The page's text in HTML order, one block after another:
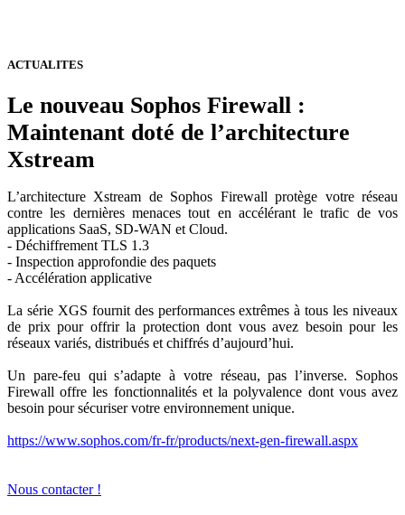
ACTUALITES
Le nouveau Sophos Firewall :
Maintenant doté de l’architecture
Xstream
L’architecture Xstream de Sophos Firewall protège votre réseau
contre les dernières menaces tout en accélérant le trafic de vos
applications SaaS, SD-WAN et Cloud.
- Déchiffrement TLS 1.3
- Inspection approfondie des paquets
- Accélération applicative
La série XGS fournit des performances extrêmes à tous les niveaux
de prix pour offrir la protection dont vous avez besoin pour les
réseaux variés, distribués et chiffrés d’aujourd’hui.
Un pare-feu qui s’adapte à votre réseau, pas l’inverse. Sophos
Firewall offre les fonctionnalités et la polyvalence dont vous avez
besoin pour sécuriser votre environnement unique.
https://www.sophos.com/fr-fr/products/next-gen-firewall.aspx
Nous contacter !